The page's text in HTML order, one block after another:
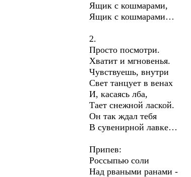
Ящик с кошмарами,
Ящик с кошмарами…
2.
Просто посмотри.
Хватит и мгновенья.
Чувствуешь, внутри
Свет танцует в венах
И, касаясь лба,
Тает снежной лаской.
Он так ждал тебя
В сувенирной лавке…
Припев:
Россыпью соли
Над рваными ранами -